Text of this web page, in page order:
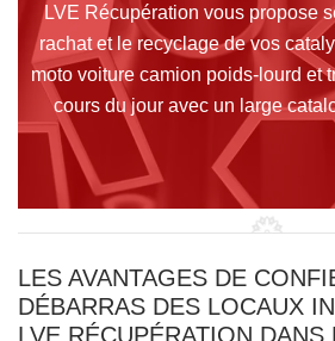
LVE Récupération vous propose
rachat et le recyclage de vos
moto voiture camion poids-lourd et
cours du jour avec un large
LES AVANTAGES DE
DÉBARRAS DES LOCAUX
LVE RÉCUPÉRATION DANS